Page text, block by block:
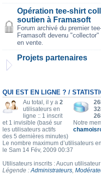
Opération tee-shirt
soutien à Framasoft
Forum archivé du premier
Framasoft devenu "collector"
en vente.
Projets partenaires
QUI EST EN LIGNE ? /
Notre
Au total, il y a 2
utilisateurs en
ligne :: 1 inscrit
et 1 invisible (basé sur
les utilisateurs actifs
des 5 dernières minutes)
Le nombre maximum d’utilisateurs
le Sam 14 Fév, 2009 00:37
Utilisateurs inscrits : Aucun
Légende :Administrateurs,